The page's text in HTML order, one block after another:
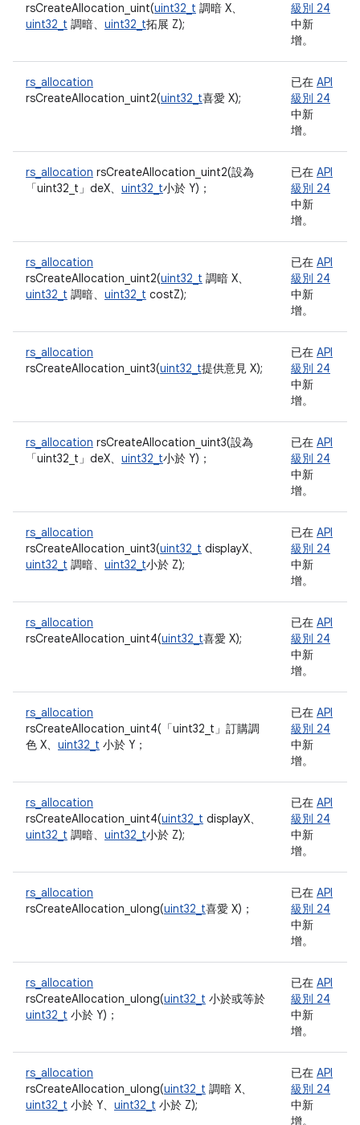
rsCreateAllocation_uint(uint32_t 調暗 X、
uint32_t 調暗、 uint32_t拓展 Z);
級別 24
中新
增。
rs_allocation
rsCreateAllocation_uint2(uint32_t喜愛 X);
已在 API
級別 24
中新
增。
rs_allocation rsCreateAllocation_uint2(設為
「uint32_t」 deX、 uint32_t小於 Y)；
已在 API
級別 24
中新
增。
rs_allocation
rsCreateAllocation_uint2(uint32_t 調暗 X、
uint32_t 調暗、 uint32_t costZ);
已在 API
級別 24
中新
增。
rs_allocation
rsCreateAllocation_uint3(uint32_t提供意見 X);
已在 API
級別 24
中新
增。
rs_allocation rsCreateAllocation_uint3(設為
「uint32_t」 deX、 uint32_t小於 Y)；
已在 API
級別 24
中新
增。
rs_allocation
rsCreateAllocation_uint3(uint32_t displayX、
uint32_t 調暗、 uint32_t小於 Z);
已在 API
級別 24
中新
增。
rs_allocation
rsCreateAllocation_uint4(uint32_t喜愛 X);
已在 API
級別 24
中新
增。
rs_allocation
rsCreateAllocation_uint4(「uint32_t」 訂購調
色 X、 uint32_t 小於 Y；
已在 API
級別 24
中新
增。
rs_allocation
rsCreateAllocation_uint4(uint32_t displayX、
uint32_t 調暗、 uint32_t小於 Z);
已在 API
級別 24
中新
增。
rs_allocation
rsCreateAllocation_ulong(uint32_t喜愛 X)；
已在 API
級別 24
中新
增。
rs_allocation
rsCreateAllocation_ulong(uint32_t 小於或等於
uint32_t 小於 Y)；
已在 API
級別 24
中新
增。
rs_allocation
rsCreateAllocation_ulong(uint32_t 調暗 X、
uint32_t 小於 Y、 uint32_t 小於 Z);
已在 API
級別 24
中新
增。